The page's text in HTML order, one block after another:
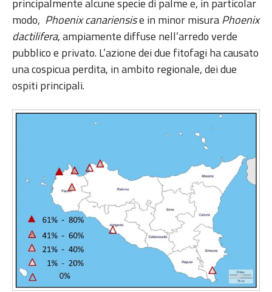
principalmente alcune specie di palme e, in particolar
modo, Phoenix canariensise in minor misuraPhoenix
dactilifera, ampiamente diffuse nell’arredo verde
pubblico e privato. L’azione dei due fitofagi ha causato
una cospicua perdita, in ambito regionale, dei due
ospiti principali.